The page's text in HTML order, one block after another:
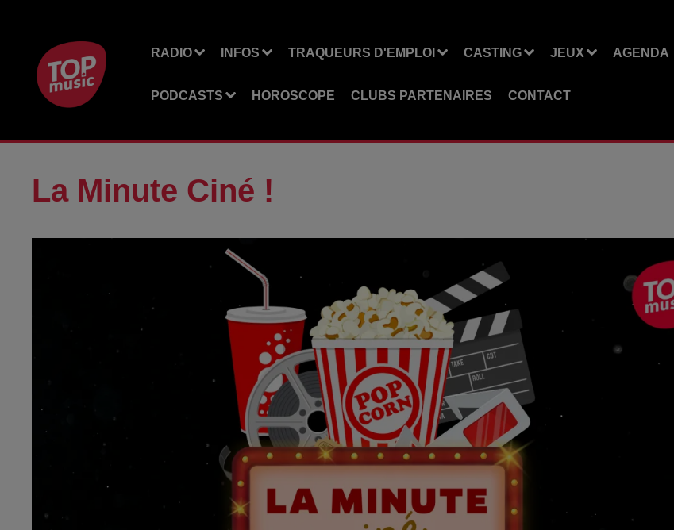
RADIO INFOS TRAQUEURS D'EMPLOI CASTING JEUX AGENDA
PODCASTS HOROSCOPE CLUBS PARTENAIRES CONTACT
La Minute Ciné !